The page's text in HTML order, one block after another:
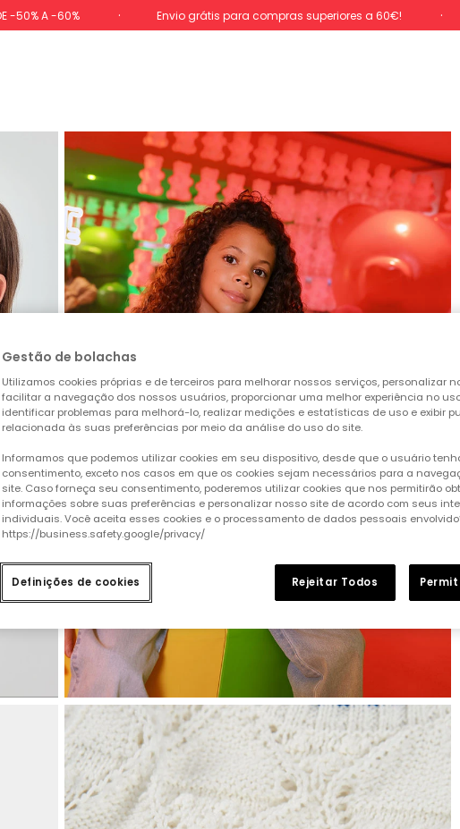
-50% A -60% Envio grátis para compras superiores a 60€!
Gestão de bolachas
Utilizamos cookies próprias e de terceiros para melhorar nossos serviços, personalizar
facilitar a navegação dos nossos usuários, proporcionar uma melhor experiência no
identificar problemas para melhorá-lo, realizar medições e estatísticas de uso e exibir
relacionada às suas preferências por meio da análise do uso do site.
Informamos que podemos utilizar cookies em seu dispositivo, desde que o usuário
consentimento, exceto nos casos em que os cookies sejam necessários para a
site. Caso forneça seu consentimento, poderemos utilizar cookies que nos permitirão
informações sobre suas preferências e personalizar nosso site de acordo com seus
individuais. Você aceita esses cookies e o processamento de dados pessoais
https://business.safety.google/privacy/
Definições de cookies Rejeitar Todos